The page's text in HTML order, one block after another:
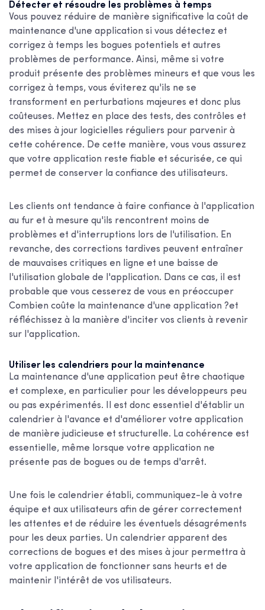
Détecter et résoudre les problèmes à temps
Vous pouvez réduire de manière significative la coût de
maintenance d'une application si vous détectez et
corrigez à temps les bogues potentiels et autres
problèmes de performance. Ainsi, même si votre
produit présente des problèmes mineurs et que vous les
corrigez à temps, vous éviterez qu'ils ne se
transforment en perturbations majeures et donc plus
coûteuses. Mettez en place des tests, des contrôles et
des mises à jour logicielles réguliers pour parvenir à
cette cohérence. De cette manière, vous vous assurez
que votre application reste fiable et sécurisée, ce qui
permet de conserver la confiance des utilisateurs.
Les clients ont tendance à faire confiance à l'application
au fur et à mesure qu'ils rencontrent moins de
problèmes et d'interruptions lors de l'utilisation. En
revanche, des corrections tardives peuvent entraîner
de mauvaises critiques en ligne et une baisse de
l'utilisation globale de l'application. Dans ce cas, il est
probable que vous cesserez de vous en préoccuper
Combien coûte la maintenance d'une application ?et
réfléchissez à la manière d'inciter vos clients à revenir
sur l'application.
Utiliser les calendriers pour la maintenance
La maintenance d'une application peut être chaotique
et complexe, en particulier pour les développeurs peu
ou pas expérimentés. Il est donc essentiel d'établir un
calendrier à l'avance et d'améliorer votre application
de manière judicieuse et structurelle. La cohérence est
essentielle, même lorsque votre application ne
présente pas de bogues ou de temps d'arrêt.
Une fois le calendrier établi, communiquez-le à votre
équipe et aux utilisateurs afin de gérer correctement
les attentes et de réduire les éventuels désagréments
pour les deux parties. Un calendrier apparent des
corrections de bogues et des mises à jour permettra à
votre application de fonctionner sans heurts et de
maintenir l'intérêt de vos utilisateurs.